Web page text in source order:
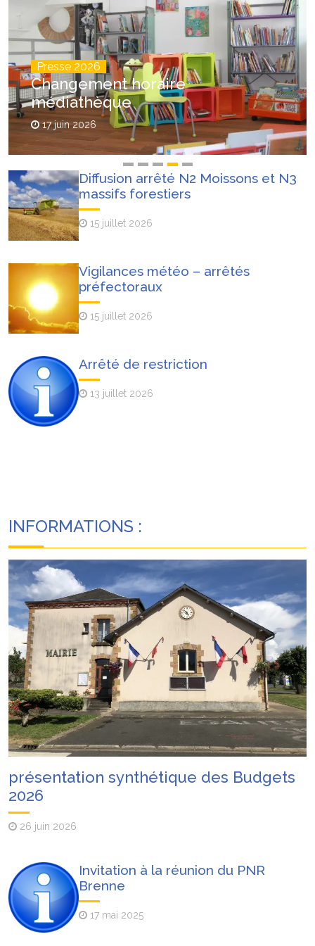
Presse 2026
Changement horaire
médiathèque
17 juin 2026
Diffusion arrêté N2 Moissons et N3
massifs forestiers
15 juillet 2026
Vigilances météo – arrêtés
préfectoraux
15 juillet 2026
Arrêté de restriction
13 juillet 2026
INFORMATIONS :
présentation synthétique des Budgets
2026
26 juin 2026
Invitation à la réunion du PNR
Brenne
17 mai 2025